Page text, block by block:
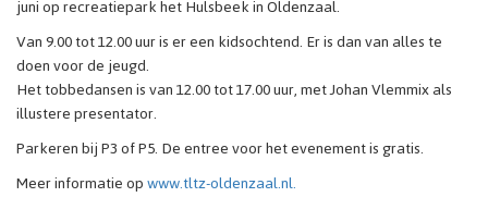
juni op recreatiepark het Hulsbeek in Oldenzaal.
Van 9.00 tot 12.00 uur is er een kidsochtend. Er is dan van alles te
doen voor de jeugd.
Het tobbedansen is van 12.00 tot 17.00 uur, met Johan Vlemmix als
illustere presentator.
Parkeren bij P3 of P5. De entree voor het evenement is gratis.
Meer informatie opwww.tltz-oldenzaal.nl.